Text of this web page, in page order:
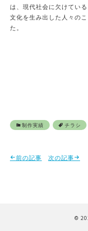
は、現代社会に欠けてい
文化を生み出した人々の
た。
制作実績 チラシ
前の記事 次の記事
©